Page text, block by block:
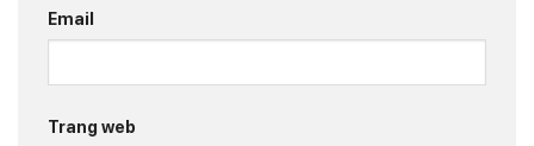
Email
Trang web